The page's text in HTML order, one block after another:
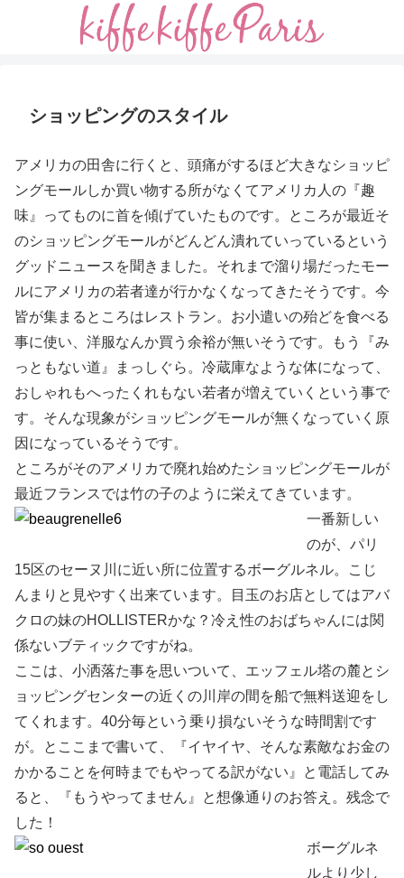
ショッピングのスタイル
アメリカの田舎に行くと、頭痛がするほど大きなショッピ
ングモールしか買い物する所がなくてアメリカ人の『趣
味』ってものに首を傾げていたものです。ところが最近そ
のショッピングモールがどんどん潰れていっているという
グッドニュースを聞きました。それまで溜り場だったモー
ルにアメリカの若者達が行かなくなってきたそうです。今
皆が集まるところはレストラン。お小遣いの殆どを食べる
事に使い、洋服なんか買う余裕が無いそうです。もう『み
っともない道』まっしぐら。冷蔵庫なような体になって、
おしゃれもへったくれもない若者が増えていくという事で
す。そんな現象がショッピングモールが無くなっていく原
因になっているそうです。
ところがそのアメリカで廃れ始めたショッピングモールが
最近フランスでは竹の子のように栄えてきています。
一番新しい
のが、パリ
15区のセーヌ川に近い所に位置するボーグルネル。こじ
んまりと見やすく出来ています。目玉のお店としてはアバ
クロの妹のHOLLISTERかな？冷え性のおばちゃんには関
係ないブティックですがね。
ここは、小洒落た事を思いついて、エッフェル塔の麓とシ
ョッピングセンターの近くの川岸の間を船で無料送迎をし
てくれます。40分毎という乗り損ないそうな時間割です
が。とここまで書いて、『イヤイヤ、そんな素敵なお金の
かかることを何時までもやってる訳がない』と電話してみ
ると、『もうやってません』と想像通りのお答え。残念で
した！
ボーグルネ
ルより少し